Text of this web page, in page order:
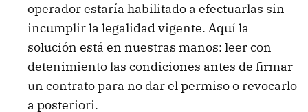
operador estaría habilitado a efectuarlas sin
incumplir la legalidad vigente. Aquí la
solución está en nuestras manos: leer con
detenimiento las condiciones antes de firmar
un contrato para no dar el permiso o revocarlo
a posteriori.